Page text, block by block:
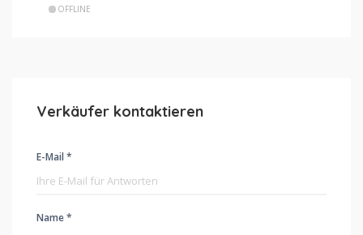
OFFLINE
Verkäufer kontaktieren
E-Mail *
Name *